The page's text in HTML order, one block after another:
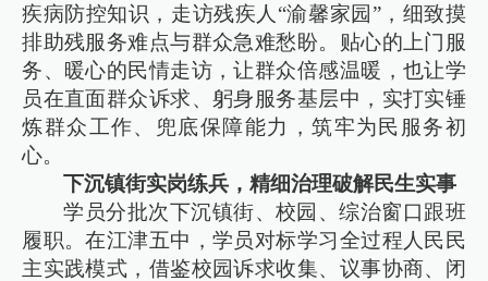
疾病防控知识，走访残疾人“渝馨家园”，细致摸
排助残服务难点与群众急难愁盼。贴心的上门服
务、暖心的民情走访，让群众倍感温暖，也让学
员在直面群众诉求、躬身服务基层中，实打实锤
炼群众工作、兜底保障能力，筑牢为民服务初
心。
下沉镇街实岗练兵，精细治理破解民生实事
学员分批次下沉镇街、校园、综治窗口跟班
履职。在江津五中，学员对标学习全过程人民民
主实践模式，借鉴校园诉求收集、议事协商、闭